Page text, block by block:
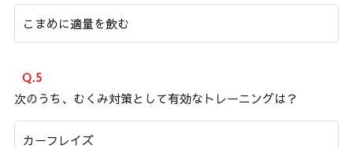
こまめに適量を飲む
Q.5
次のうち、むくみ対策として有効なトレーニングは？
カーフレイズ